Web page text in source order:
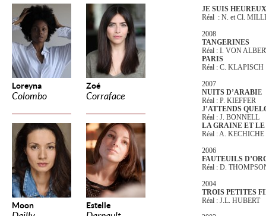
Loreyna
Colombo
Zoé
Corraface
Moon Estelle
JE SUIS
Réal : N. et Cl.
2008
TANGERINES
Réal : I. VON
PARIS
Réal : C. KLAPISCH
2007
NUITS D’ARABIE
Réal : P. KIEFFER
J’ATTENDS
Réal : J. BONNELL
LA GRAINE ET
Réal : A. KECHICHE
2006
FAUTEUILS
Réal : D.
2004
TROIS PETITES
Réal : J.L. HUBERT